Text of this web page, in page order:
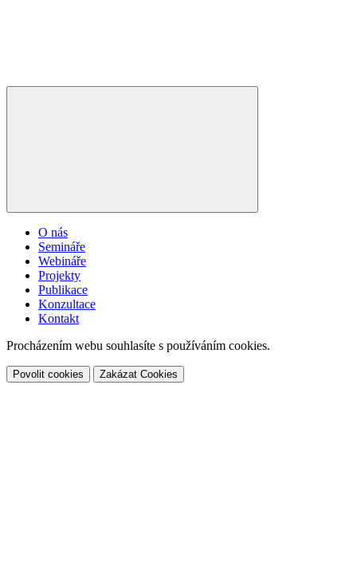
O nás
Semináře
Webináře
Projekty
Publikace
Konzultace
Kontakt
Procházením webu souhlasíte s používáním cookies.
Povolit cookies Zakázat Cookies